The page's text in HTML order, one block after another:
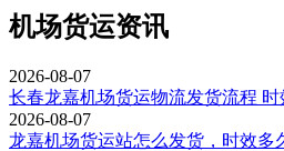
机场货运资讯
2026-08-07
长春龙嘉机场货运物流发货流程
2026-08-07
龙嘉机场货运站怎么发货，时效多